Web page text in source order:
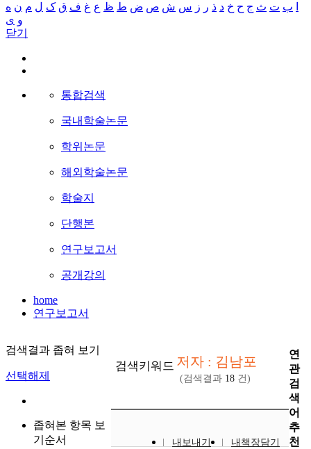
ب ت ث ج ح خ د ذ ر ز س ش ص ض ط ظ ع غ ف ق ک ل م ن ه
و ی
닫기
통합검색
국내학술논문
학위논문
해외학술논문
학술지
단행본
연구보고서
공개강의
home
연구보고서
검색결과 좁혀 보기
선택해제
좁혀본 항목 보
기순서
검색키워드 저자 : 김남포
(검색결과 18 건)
내보내기
내책장담기
연
관
검
색
어
추
천